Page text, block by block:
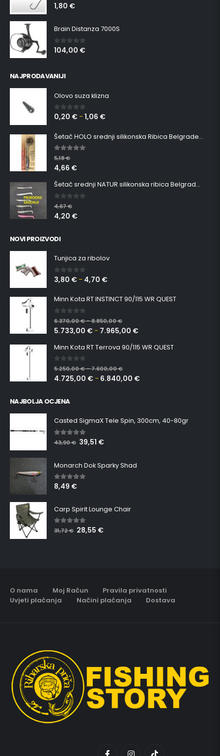
0 out of 5
1,80 €
Brain Distanza 7000S
0out of 5
104,00 €
NAJPRODAVANIJI
Olovo suza klizna
0 out of 5
0,20 € –1,06 €
Šetač HOLO srednji silikonska Ribica Belgrade Walker
5.00out of 5
5,18€
4,66 €
Šetač srednji NATUR silikonska ribica Belgrade Walker
0 out of 5
4,67€
4,20 €
NOVI PROIZVODI
Tunjica za ribolov
0 out of 5
3,80 € – 4,70 €
Minn Kota RT INSTINCT 90/115 WR QUEST
0 out of 5
6.370,00€–8.850,00€
5.733,00 € – 7.965,00 €
Minn Kota RT Terrova 90/115 WR QUEST
0 out of 5
5.250,00€–7.600,00€
4.725,00 € – 6.840,00 €
NAJBOLJA OCJENA
Casted SigmaX Tele Spin, 300cm, 40-80gr
5.00 out of 5
43,90€ 39,51 €
Monarch Dok Sparky Shad
5.00 out of 5
8,49 €
Carp Spirit Lounge Chair
5.00 out of 5
31,72€ 28,55 €
O nama Moj Račun
Pravila privatnosti
Uvjeti plaćanja
Načini plaćanja Dostava